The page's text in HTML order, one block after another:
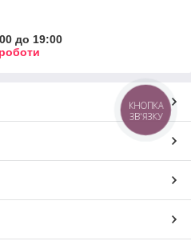
до 19:00
КНОПКА
ЗВ'ЯЗКУ